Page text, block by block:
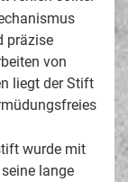
präzise
von
liegt der Stift
wurde mit
lange